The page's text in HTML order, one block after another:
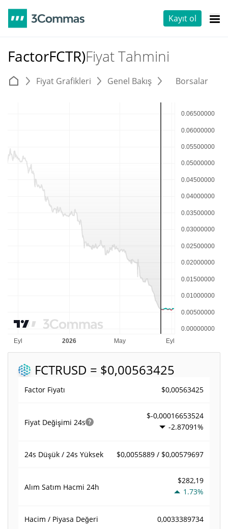
Kayıt ol
FactorFCTR)Fiyat Tahmini
Fiyat Grafikleri Genel Bakış Borsalar
FCTRUSD = $0,00563425
Factor Fiyatı $0,00563425
Fiyat Değişimi 24s
$-0,00016653524
-2.87091%
24s Düşük / 24s Yüksek $0,0055889 / $0,00579697
Alım Satım Hacmi 24h
$282,19
1.73%
Hacim / Piyasa Değeri 0,0033389734